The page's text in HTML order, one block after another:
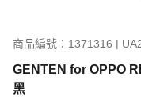
商品編號：1371316 |
GENTEN for OPPO
黑